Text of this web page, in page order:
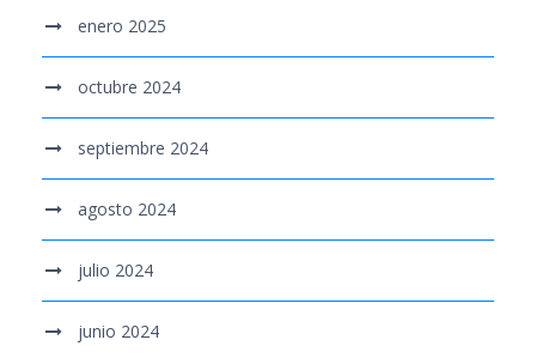
enero 2025
octubre 2024
septiembre 2024
agosto 2024
julio 2024
junio 2024